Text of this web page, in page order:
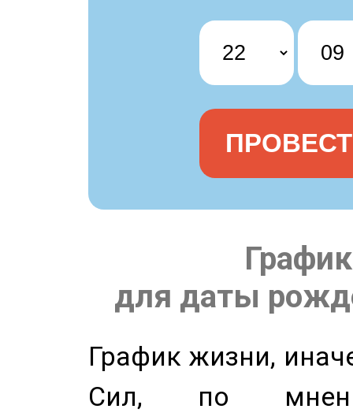
для даты
График жизни,
Сил, по